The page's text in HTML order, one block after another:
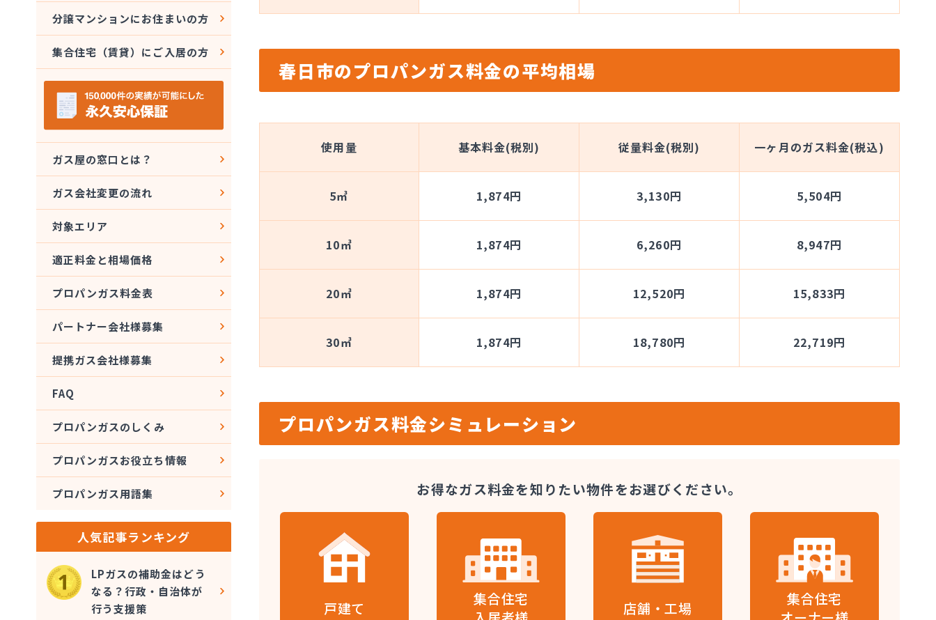
春日市のプロパンガス料金の平均相場
使用量 基本料金(税別) 従量料金(税別) 一ヶ月のガス料金(税込)
5㎥ 1,874円 3,130円 5,504円
10㎥ 1,874円 6,260円 8,947円
20㎥ 1,874円 12,520円 15,833円
30㎥ 1,874円 18,780円 22,719円
プロパンガス料金シミュレーション
お得なガス料金を知りたい物件をお選びください。
戸建て
集合住宅
店舗・工場
集合住宅
分譲マンションにお住まいの方
集合住宅（賃貸）にご入居の方
ガス屋の窓口とは？
ガス会社変更の流れ
対象エリア
適正料金と相場価格
プロパンガス料金表
パートナー会社様募集
提携ガス会社様募集
FAQ
プロパンガスのしくみ
プロパンガスお役立ち情報
プロパンガス用語集
人気記事ランキング
LPガスの補助金はどう
なる？行政・自治体が
行う支援策